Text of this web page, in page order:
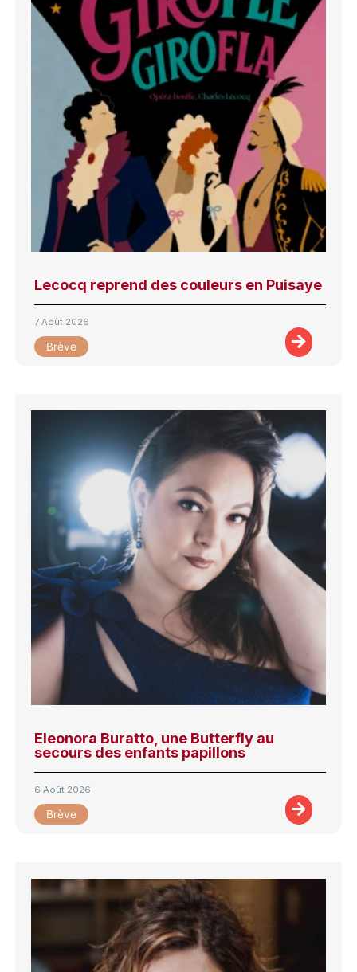
Lecocq reprend des couleurs en Puisaye
7 Août 2026
Brève
Eleonora Buratto, une Butterfly au
secours des enfants papillons
6 Août 2026
Brève